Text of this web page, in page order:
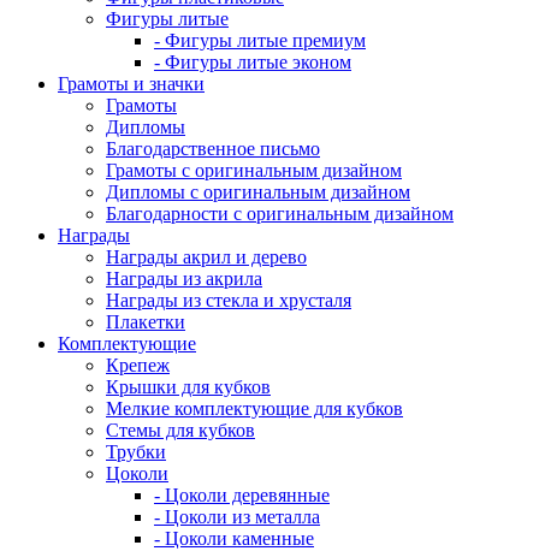
Фигуры литые
- Фигуры литые премиум
- Фигуры литые эконом
Грамоты и значки
Грамоты
Дипломы
Благодарственное письмо
Грамоты с оригинальным дизайном
Дипломы с оригинальным дизайном
Благодарности с оригинальным дизайном
Награды
Награды акрил и дерево
Награды из акрила
Награды из стекла и хрусталя
Плакетки
Комплектующие
Крепеж
Крышки для кубков
Мелкие комплектующие для кубков
Стемы для кубков
Трубки
Цоколи
- Цоколи деревянные
- Цоколи из металла
- Цоколи каменные